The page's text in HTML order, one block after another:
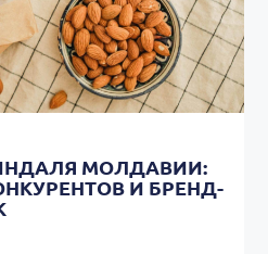
МОЛДАВИИ:
И БРЕНД-